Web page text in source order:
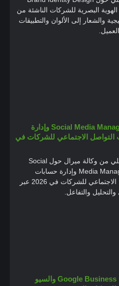
البصرية للشركات الناشئة من
والشعار إلى الألوان والتطبيقات
Social Media Management وإدارة
الاجتماعي للشركات في
دليل عملي من وكالة ميرال حول Social
Media Management وإدارة حسابات
التواصل الاجتماعي للشركات في 2026 عبر
والتفاعل.
Google Business Profile والسيو